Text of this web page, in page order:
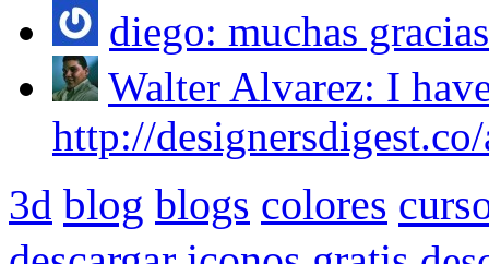
diego: muchas
Walter Alvarez: I
http://
3d blog blogs colores